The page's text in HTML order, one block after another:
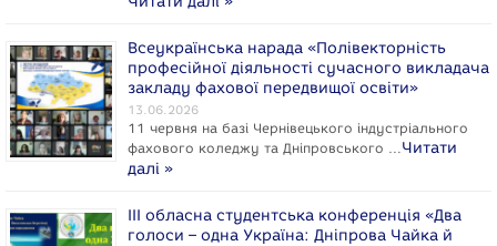
Всеукраїнська нарада «Полівекторність
професійної діяльності сучасного викладача
закладу фахової передвищої освіти»
13.06.2026
11 червня на базі Чернівецького індустріального
фахового коледжу та Дніпровського …Читати
далі »
ІІІ обласна студентська конференція «Два
голоси – одна Україна: Дніпрова Чайка й